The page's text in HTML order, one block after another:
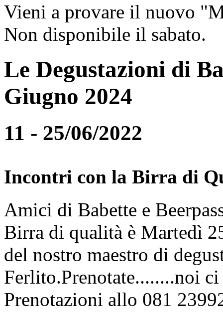
Vieni a provare il nuovo
Non disponibile il sabato.
Le Degustazioni di
Giugno 2024
11 - 25/06/2022
Incontri con la Birra di
Amici di Babette e
Birra di qualità è Martedì
del nostro maestro di
Ferlito.Prenotate........noi
Prenotazioni allo 081